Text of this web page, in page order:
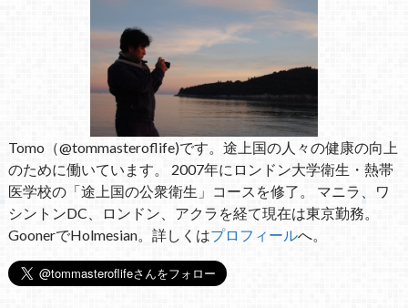
Tomo（@tommasteroflife)です。途上国の人々の健康の向上
のために働いています。 2007年にロンドン大学衛生・熱帯
医学校の「途上国の公衆衛生」コースを修了。 マニラ、ワ
シントンDC、ロンドン、アクラを経て現在は東京勤務。
GoonerでHolmesian。詳しくはプロフィールへ。